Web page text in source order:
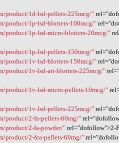
product/1d-lsd-pellets-225mcg/"
product/1p-lsd-blotters-100mcg/"
product/1p-lsd-micro-blotters-20mcg/"
product/1p-lsd-pellets-150mcg/"
product/1v-lsd-blotters-150mcg/"
product/1v-lsd-art-blotters-225mcg/"
product/1v-lsd-micro-pellets-10mcg/"
product/1v-lsd-pellets-225mcg/"
product/2-fa-pellets-60mg/"
product/2-fa-powder/" rel="dofollow">2-
product/2-fea-pellets-60mg/"